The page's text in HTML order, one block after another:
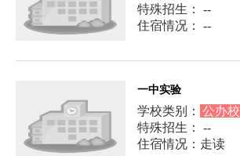
特殊招生： --
住宿情况： --
一中实验
学校类别： 公办校
特殊招生： --
住宿情况：走读